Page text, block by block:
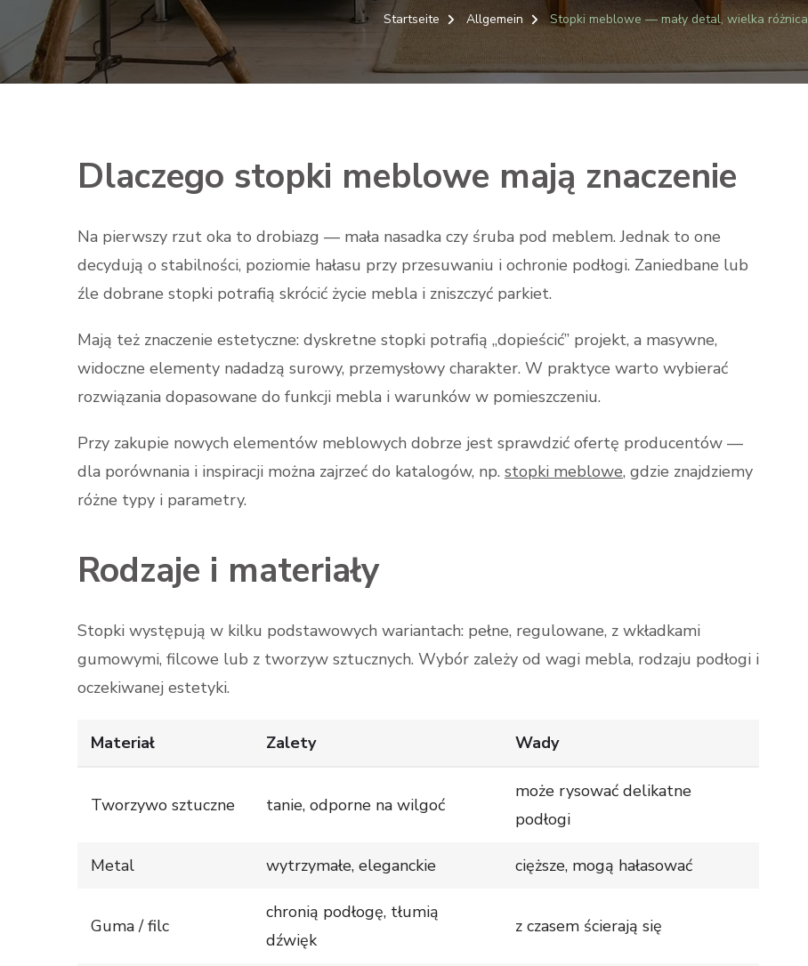
Startseite Allgemein Stopki meblowe — mały detal, wielka różnica
Dlaczego stopki meblowe mają znaczenie
Na pierwszy rzut oka to drobiazg — mała nasadka czy śruba pod meblem. Jednak to one
decydują o stabilności, poziomie hałasu przy przesuwaniu i ochronie podłogi. Zaniedbane lub
źle dobrane stopki potrafią skrócić życie mebla i zniszczyć parkiet.
Mają też znaczenie estetyczne: dyskretne stopki potrafią „dopieścić” projekt, a masywne,
widoczne elementy nadadzą surowy, przemysłowy charakter. W praktyce warto wybierać
rozwiązania dopasowane do funkcji mebla i warunków w pomieszczeniu.
Przy zakupie nowych elementów meblowych dobrze jest sprawdzić ofertę producentów —
dla porównania i inspiracji można zajrzeć do katalogów, np. stopki meblowe, gdzie znajdziemy
różne typy i parametry.
Rodzaje i materiały
Stopki występują w kilku podstawowych wariantach: pełne, regulowane, z wkładkami
gumowymi, filcowe lub z tworzyw sztucznych. Wybór zależy od wagi mebla, rodzaju podłogi i
oczekiwanej estetyki.
Materiał Zalety Wady
Tworzywo sztuczne tanie, odporne na wilgoć
może rysować delikatne
podłogi
Metal wytrzymałe, eleganckie cięższe, mogą hałasować
Guma / filc
chronią podłogę, tłumią
dźwięk
z czasem ścierają się